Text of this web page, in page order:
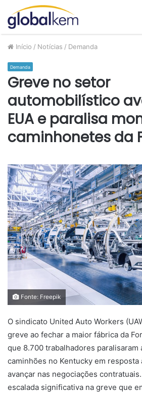
Início / Notícias / Demanda
Demanda
Greve no setor
automobilístico
EUA e paralisa
caminhonetes da
Fonte: Freepik
O sindicato United Auto Workers
greve ao fechar a maior fábrica da
que 8.700 trabalhadores paralisaram
caminhões no Kentucky em resposta
avançar nas negociações
escalada significativa na greve que